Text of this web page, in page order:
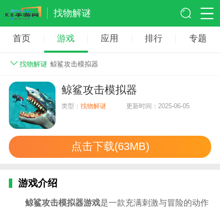
找物解谜
首页 游戏 应用 排行 专题
找物解谜 鲸鲨攻击模拟器
鲸鲨攻击模拟器
类型：找物解谜 更新时间：2025-06-05
点击下载(63MB)
游戏介绍
鲸鲨攻击模拟器游戏是一款充满刺激与冒险的动作